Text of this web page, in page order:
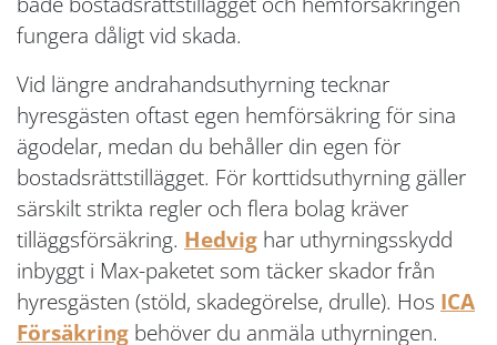
fungera dåligt vid skada.
Vid längre andrahandsuthyrning tecknar
hyresgästen oftast egen hemförsäkring för sina
ägodelar, medan du behåller din egen för
bostadsrättstillägget. För korttidsuthyrning gäller
särskilt strikta regler och flera bolag kräver
tilläggsförsäkring. Hedvig har uthyrningsskydd
inbyggt i Max-paketet som täcker skador från
hyresgästen (stöld, skadegörelse, drulle). Hos ICA
Försäkring behöver du anmäla uthyrningen.